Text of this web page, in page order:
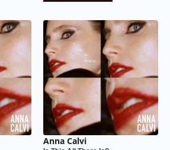
Anna Calvi